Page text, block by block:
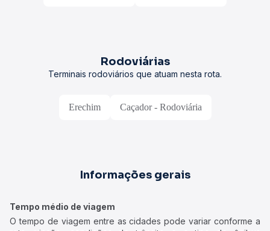
Rodoviárias
Terminais rodoviários que atuam nesta rota.
Erechim Caçador - Rodoviária
Informações gerais
Tempo médio de viagem
O tempo de viagem entre as cidades pode variar conforme a